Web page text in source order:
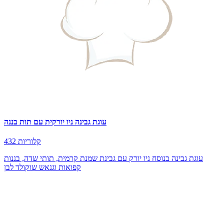
עוגת גבינה ניו יורקית עם תות בננה
432 קלוריות
עוגת גבינה בנוסח ניו יורק עם גבינת שמנת קרמית, תותי שדה, בננות
קפואות וגנאש שוקולד לבן